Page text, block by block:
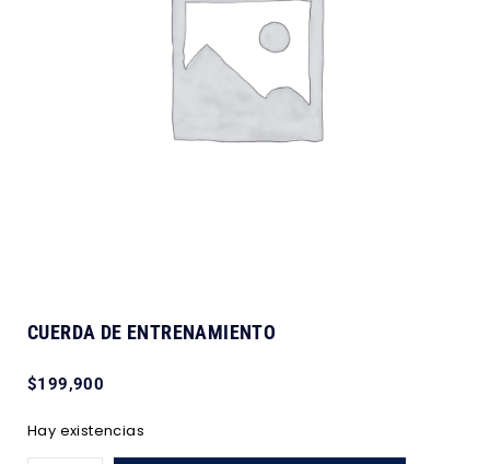
CUERDA DE ENTRENAMIENTO
$199,900
Hay existencias